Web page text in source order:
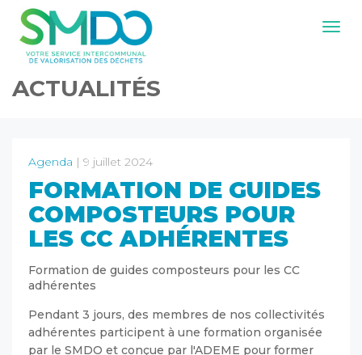
ACTUALITÉS
Agenda | 9 juillet 2024
FORMATION DE GUIDES
COMPOSTEURS POUR
LES CC ADHÉRENTES
Formation de guides composteurs pour les CC
adhérentes
Pendant 3 jours, des membres de nos collectivités
adhérentes participent à une formation organisée
par le SMDO et conçue par l'ADEME pour former